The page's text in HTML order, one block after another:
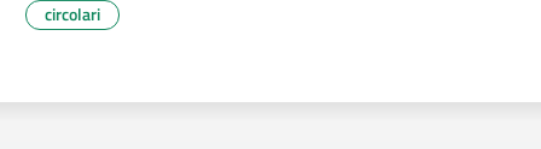
circolari